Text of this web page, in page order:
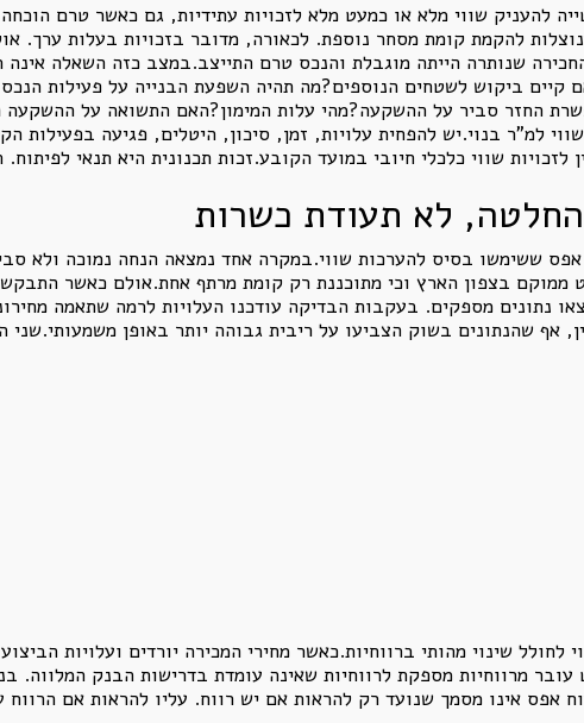
להעניק שווי מלא או כמעט מלא לזכויות עתידיות, גם כאשר טרם
להקמת קומת מסחר נוספת. לכאורה, מדובר בזכויות בעלות ערך.
שנותרה הייתה מוגבלת והנכס טרם התייצב.במצב כזה השאלה אינה
קיים ביקוש לשטחים הנוספים?מה תהיה השפעת הבנייה על פעילות
החזר סביר על ההשקעה?מהי עלות המימון?האם התשואה על ההשקעה
למ"ר בנוי.יש להפחית עלויות, זמן, סיכון, היטלים, פגיעה בפעילות
שווי כלכלי חיובי במועד הקובע.זכות תכנונית היא תנאי לפיתוח.
לא תעודת כשרות
אפס ששימשו בסיס להערכות שווי.במקרה אחד נמצאה הנחה נמוכה ולא
ממוקם בצפון הארץ וכי מתוכננת רק קומת מרתף אחת.אולם כאשר
נתונים מספקים. בעקבות הבדיקה עודכנו העלויות לרמה שתאמה
להלוואת מזנין, אף שהנתונים בשוק הצביעו על ריבית גבוהה יותר באופן
שינוי מהותי ברווחיות.כאשר מחירי המכירה יורדים ועלויות
מרווחיות מספקת לרווחיות שאינה עומדת בדרישות הבנק המלווה.
אפס אינו מסמך שנועד רק להראות אם יש רווח. עליו להראות אם הרווח